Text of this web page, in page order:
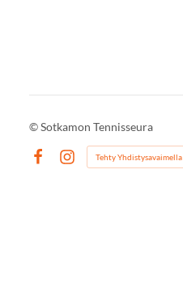
©Sotkamon Tennisseura
Instagram
Tehty Yhdistysavaimella